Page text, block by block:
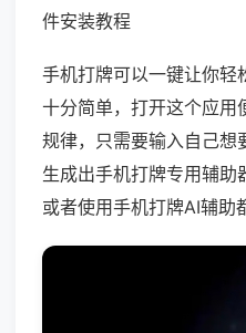
件安装教程
手机打牌可以一键让你轻
十分简单，打开这个应用
规律，只需要输入自己想
生成出手机打牌专用辅助
或者使用手机打牌AI辅助